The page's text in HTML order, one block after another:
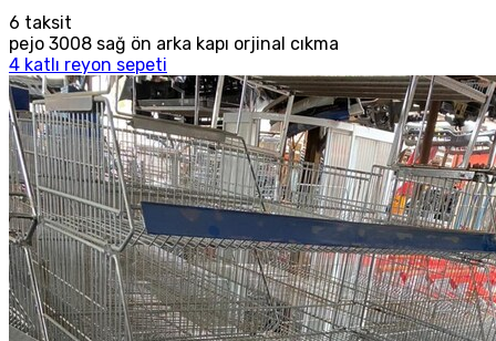
6 taksit
pejo 3008 sağ ön arka kapı orjinal cıkma
4 katlı reyon sepeti